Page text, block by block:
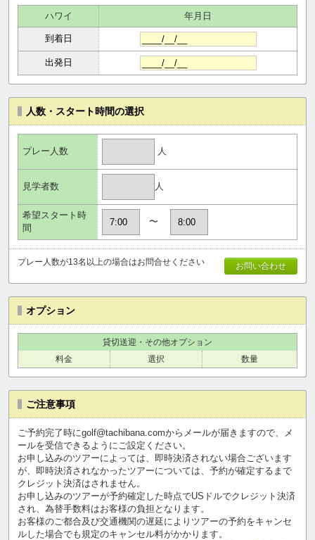
ハワイ 年月日
到着日
出発日
人数・スタート時間の選択
プレー人数 人
見学者数 人
希望スタート時
間
〜
お問い合わせ
プレー人数が13名以上の場合はお問合せください
オプション
貸切送迎・その他オプション
料金
選択 数量
ご注意事項
ご予約完了時にgolf@tachibana.comからメールが届きますので、メ
ールを受信できるようにご設定ください。
お申し込みのツアーによっては、即時決済されない場合ございます
が、即時決済されなかったツアーについては、予約が確定するまで
クレジット決済はされません。
お申し込みのツアーが予約確定した時点でUSドルでクレジット決済
され、為替手数料はお客様の負担となります。
お客様のご都合及び交通機関の遅延によりツアーの予約をキャンセ
ルした場合でも規定のキャンセル料がかかります。